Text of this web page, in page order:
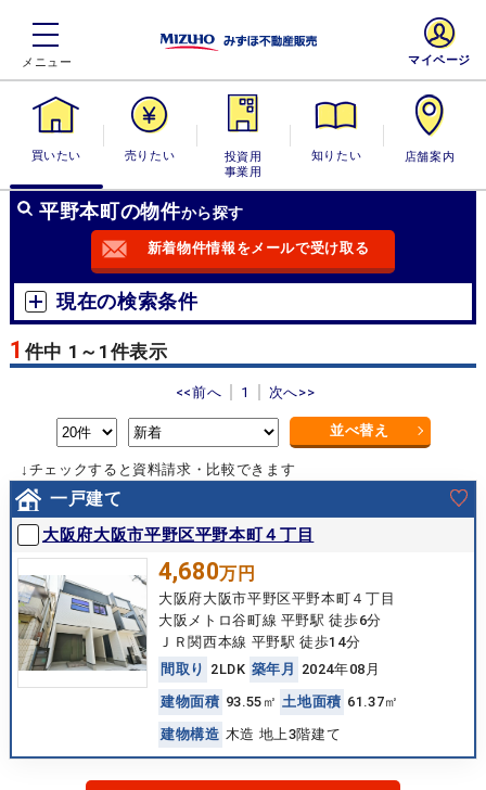
買いたい 売りたい
投資用・事業
用
知りたい 店舗案内
マイページ
平野本町の物件から探す
新着物件情報をメールで受け取る
現在の検索条件
1 件中 1～1件表示
<<前へ 1 次へ>>
並べ替え
↓チェックすると資料請求・比較できます
一戸建て
大阪府大阪市平野区平野本町４丁目
4,680万円
大阪府大阪市平野区平野本町４丁目
大阪メトロ谷町線 平野駅 徒歩6分
ＪＲ関西本線 平野駅 徒歩14分
間 取 り 2LDK 築年 月
2024年08月
建物面積 93.55㎡ 土地面積 61.37㎡
建物構造 木造 地上3階建て